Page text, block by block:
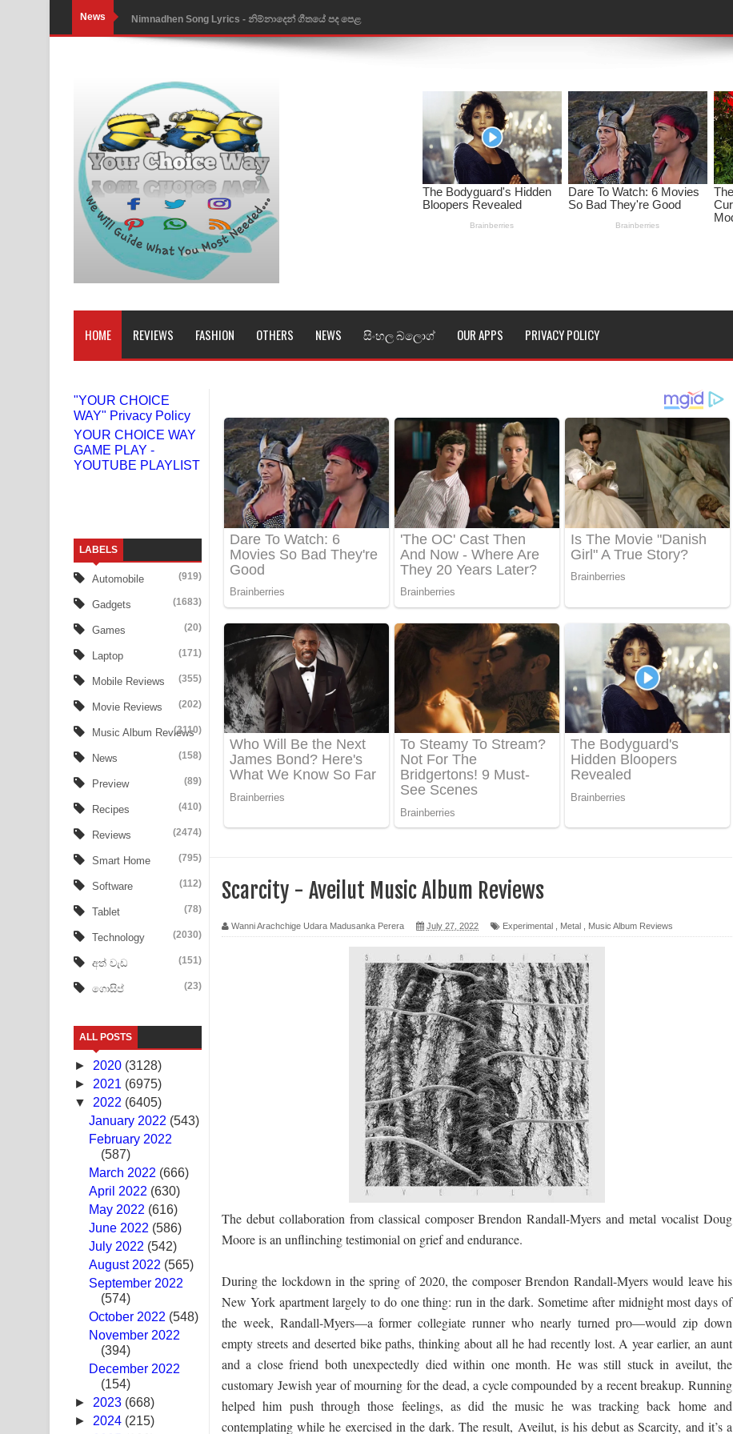
News Nimnadhen Song Lyrics - නිම්නාදෙන් ගීතයේ පද පෙළ
Obamai Mage Adare Song Lyrics - ඔබමයි මගේ ආදරේ ගීතයේ පද පෙළ
Pansal Gihin Song Lyrics - පන්සල් ගිහිං ගීතයේ පද පෙළ
Ankeliya Song Lyrics - අංකෙළිය ගීතයේ පද පෙළ
DEAR GOD Song Lyrics - ඩියර් ගෝඩ් ගීතයේ පද පෙළ
MANAMALA KATHA Song Lyrics - මනමාල කතා ගීතයේ පද පෙළ
Dai Dai Lyrics - Shakira, Burna Boy | 2026 football world cup song lyrics
Lassana Amma Song Lyrics - ලස්සන අම්මා ගීතයේ පද පෙළ
Gemak Deela Song Lyrics - ගේමක් දීලා ගීතයේ පද පෙළ
Doni Song Lyrics - දෝණි ගීතයේ පද පෙළ
Benthara Palame Song Lyrics - බෙන්තර පාලමේ ගීතයේ පද පෙළ
Sanda Babalena Song Lyrics - සඳ බැබලෙන ගීතයේ පද පෙළ
Adare Wadi Nisa Song Lyrics - ආදරේ වැඩි නිසා ගීතයේ පද පෙළ
UNUHUMA Song Lyrics - උණුහුම ගීතයේ පද පෙළ
Katakara Song Lyrics - කටකාර ගීතයේ පද පෙළ
Tharu Yaye Dilena Song Lyrics - තරු යායේ දිලෙනා ගීතයේ පද පෙළ
Ow Man Sosa Song Lyrics - ඔව් මං සෝසා ගීතයේ පද පෙළ
Heavy Weight Song Lyrics
Aye Lanweela Song Lyrics - ආයේ ලංවීලා ගීතයේ පද පෙළ
Ala purannata Song Lyrics - ආල පුරන්නට ගීතයේ පද පෙළ
BTS : Hooligan Lyrics
Apa Hamuwee Song Lyrics - අප හමුවී ගීතයේ පද පෙළ
PATHINIYE Song Lyrics - පතිනියනේ ගීතයේ පද පෙළ
Sorry Sir Song Lyrics - සොරි සර් ගීතයේ පද පෙළ
Mathaka Aluthin Liyanna Song Lyrics - මතක අලුතින් ලියන්න ගීතයේ පද පෙළ
Sandak Awith Song Lyrics - සඳක් ඇවිත් ගීතයේ පද පෙළ
Swetha Sande Song Lyrics - ශ්වේත සඳේ ගීතයේ පද පෙළ
Ma Igili Giya Lyrics - මා ඉගිලී ගියා ගීතයේ පද පෙළ
Ras Balan Song Lyrics - රැස් බලන් ගීතයේ පද පෙළ
Hoda sihiyen Song Lyrics - හොද සිහියෙන් ගීතයේ පද පෙළ
Pa Sina Song Lyrics - පෑ සිනා ගීතයේ පද පෙළ
Pemwanthiye Song Lyrics - පෙම්වන්තියේ ගීතයේ පද පෙළ
Manobhawa Song Lyrics - මනෝභව ගීතයේ පද පෙළ
Raawaya Song Lyrics - රාවය ගීතයේ පද පෙළ
Saddeta Denna Song Lyrics - සද්දෙට දෙන්න ගීතයේ පද පෙළ
Kaalaya Song Lyrics - කාලය ගීතයේ පද පෙළ
Aramuna Song Lyrics - අරමුණ ගීතයේ පද පෙළ
HOME REVIEWS FASHION OTHERS NEWS සිංහල බ්ලොග් OUR APPS PRIVACY POLICY
"YOUR CHOICE
WAY" Privacy Policy
YOUR CHOICE WAY
GAME PLAY -
YOUTUBE PLAYLIST
LABELS
Automobile (919)
Gadgets (1683)
Games (20)
Laptop (171)
Mobile Reviews (355)
Movie Reviews (202)
Music Album Reviews
(3110)
News (158)
Preview (89)
Recipes (410)
Reviews (2474)
Smart Home (795)
Software (112)
Tablet (78)
Technology (2030)
අත් වැඩ (151)
ගොසිප් (23)
ALL POSTS
► 2020 (3128)
► 2021 (6975)
▼ 2022 (6405)
January 2022 (543)
February 2022
(587)
March 2022 (666)
April 2022 (630)
May 2022 (616)
June 2022 (586)
July 2022 (542)
August 2022 (565)
September 2022
(574)
October 2022 (548)
November 2022
(394)
December 2022
(154)
► 2023 (668)
► 2024 (215)
Scarcity - Aveilut Music Album Reviews
Wanni Arachchige Udara Madusanka Perera July 27, 2022 Experimental Metal Music Album Reviews
The debut collaboration from classical composer Brendon Randall-Myers and metal vocalist Doug
Moore is an unflinching testimonial on grief and endurance.
During the lockdown in the spring of 2020, the composer Brendon Randall-Myers would leave his
New York apartment largely to do one thing: run in the dark. Sometime after midnight most days of
the week, Randall-Myers—a former collegiate runner who nearly turned pro—would zip down
empty streets and deserted bike paths, thinking about all he had recently lost. A year earlier, an aunt
and a close friend both unexpectedly died within one month. He was still stuck in aveilut, the
customary Jewish year of mourning for the dead, a cycle compounded by a recent breakup. Running
helped him push through those feelings, as did the music he was tracking back home and
contemplating while he exercised in the dark. The result, Aveilut, is his debut as Scarcity, and it’s a